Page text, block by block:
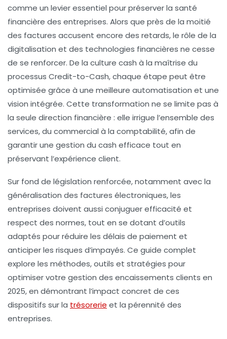
comme un levier essentiel pour préserver la santé
financière des entreprises. Alors que près de la moitié
des factures accusent encore des retards, le rôle de la
digitalisation et des technologies financières ne cesse
de se renforcer. De la culture cash à la maîtrise du
processus Credit-to-Cash, chaque étape peut être
optimisée grâce à une meilleure automatisation et une
vision intégrée. Cette transformation ne se limite pas à
la seule direction financière : elle irrigue l’ensemble des
services, du commercial à la comptabilité, afin de
garantir une gestion du cash efficace tout en
préservant l’expérience client.
Sur fond de législation renforcée, notamment avec la
généralisation des factures électroniques, les
entreprises doivent aussi conjuguer efficacité et
respect des normes, tout en se dotant d’outils
adaptés pour réduire les délais de paiement et
anticiper les risques d’impayés. Ce guide complet
explore les méthodes, outils et stratégies pour
optimiser votre gestion des encaissements clients en
2025, en démontrant l’impact concret de ces
dispositifs sur la trésorerie et la pérennité des
entreprises.